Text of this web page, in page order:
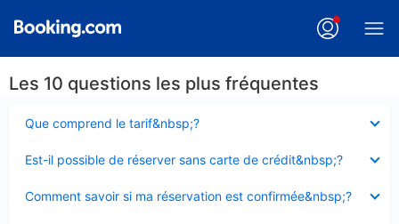
Les 10 questions les plus fréquentes
Que comprend le tarif&nbsp;?
fermé
Est-il possible de réserver sans carte de crédit&nbsp;?
fermé
Comment savoir si ma réservation est confirmée&nbsp;?
fermé